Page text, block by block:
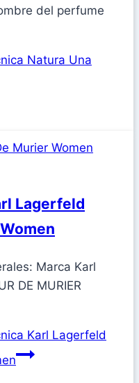
del perfume
Natura Una
Lagerfeld
Marca Karl
DE MURIER
Karl Lagerfeld